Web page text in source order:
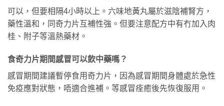
可以，但要相隔4小時以上。六味地黃丸屬於滋陰補腎方，
藥性溫和，同奇力片互補性強。但要注意配方中有冇加入肉
桂、附子等溫熱藥材。
食奇力片期間感冒可以飲中藥嗎？
感冒期間建議暫停食用奇力片，因為感冒期間身體處於急性
免疫應對狀態，唔適合進補。等感冒痊癒後先恢復服用。